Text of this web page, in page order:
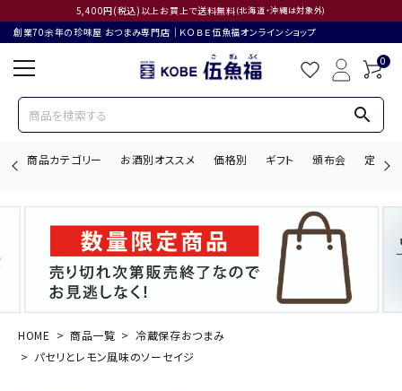
5,400円(税込)以上お買上で送料無料(北海道・沖縄は対象外)
創業70余年の珍味屋 おつまみ専門店│ＫＯＢＥ伍魚福オンラインショップ
0
search
商品カテゴリー お酒別オススメ 価格別 ギフト 頒布会 定期購
search
ACCOUNT MENU
HOME 商品一覧
冷蔵保存おつまみ
パセリとレモン風味のソーセイジ